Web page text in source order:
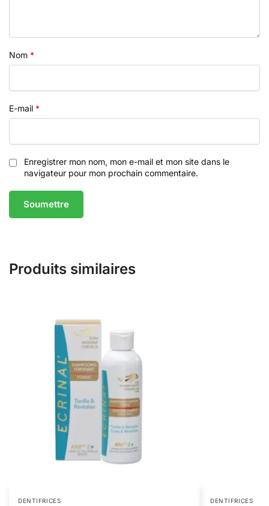
Nom *
E-mail *
Enregistrer mon nom, mon e-mail et mon site dans le
navigateur pour mon prochain commentaire.
Produits similaires
DENTIFRICES DENTIFRICES